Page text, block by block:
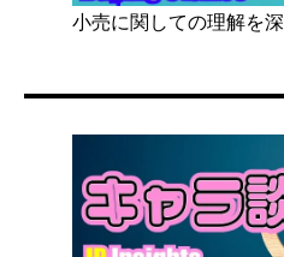
小売に関しての理解を